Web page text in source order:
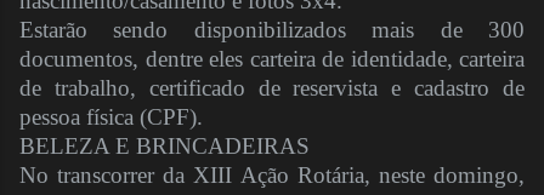
Estarão sendo disponibilizados mais de 300
documentos, dentre eles carteira de identidade, carteira
de trabalho, certificado de reservista e cadastro de
pessoa física (CPF).
BELEZA E BRINCADEIRAS
No transcorrer da XIII Ação Rotária, neste domingo,